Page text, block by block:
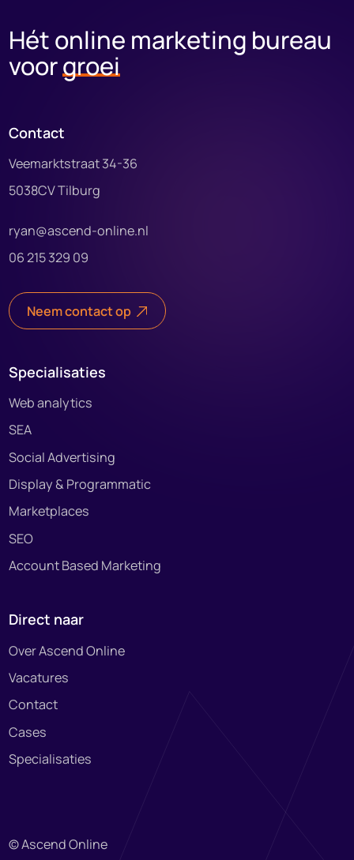
Hét online marketing bureau
voorgroei
Contact
Veemarktstraat 34-36
5038CV Tilburg
ryan@ascend-online.nl
06 215 329 09
Neem contact op
Specialisaties
Web analytics
SEA
Social Advertising
Display & Programmatic
Marketplaces
SEO
Account Based Marketing
Direct naar
Over Ascend Online
Vacatures
Contact
Cases
Specialisaties
© Ascend Online